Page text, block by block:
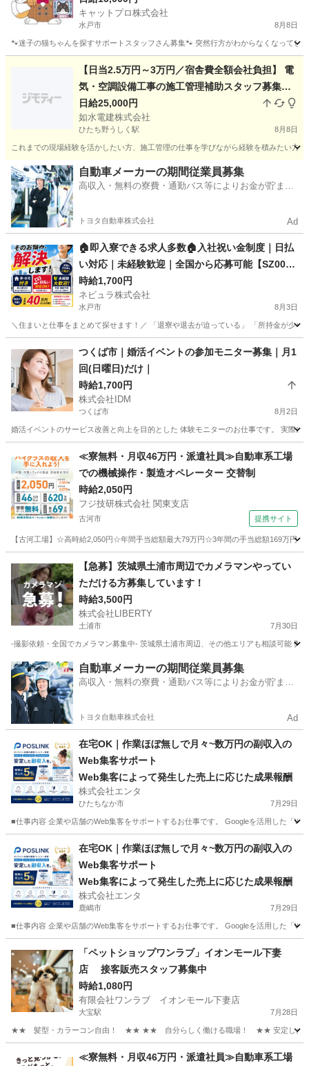
キャットプロ株式会社
水戸市 8月8日
🐾迷子の猫ちゃんを探すサポートスタッフさん募集🐾 突然行方がわからなくなって
その他 スタッフ
【日当2.5万円～3万円／宿舎費全額会社負担】 電
気・空調設備工事の施工管理補助スタッフ募集
《静岡・つくば各1名／工事経験者歓迎》
日給25,000円
如水電建株式会社
ひたち野うしく駅 8月8日
これまでの現場経験を活かしたい方、施工管理の仕事を学びながら経験を積みたい方
茨城 つくば市 ひたち野うしく駅 その他 スタッフ
自動車メーカーの期間従業員募集
高収入・無料の寮費・通勤バス等によりお金が貯まり
トヨタ自動車株式会社 Ad
🏠即入寮できる求人多数🏠入社祝い金制度｜日払
い対応｜未経験歓迎｜全国から応募可能【SZ00
9】
時給1,700円
ネビュラ株式会社
水戸市 8月3日
＼住まいと仕事をまとめて探せます！／ 「退寮や退去が迫っている」 「所持金が少
その他 ゴールデンウィーク
つくば市｜婚活イベントの参加モニター募集｜月1
回(日曜日)だけ｜
時給1,700円
株式会社IDM
つくば市 8月2日
婚活イベントのサービス改善と向上を目的とした 体験モニターのお仕事です。 実際
その他 アンケート
≪寮無料・月収46万円・派遣社員≫自動車系工場
での機械操作・製造オペレーター 交替制
時給2,050円
フジ技研株式会社 関東支店
古河市 提携サイト
【古河工場】☆高時給2,050円☆年間手当総額最大79万円☆3年間の手当総額169万円
その他
【急募】茨城県土浦市周辺でカメラマンやってい
ただける方募集しています！
時給3,500円
株式会社LIBERTY
土浦市 7月30日
-撮影依頼・全国でカメラマン募集中- 茨城県土浦市周辺、その他エリアも相談可能
茨城 土浦市 その他 カメラマン
自動車メーカーの期間従業員募集
高収入・無料の寮費・通勤バス等によりお金が貯まり
トヨタ自動車株式会社 Ad
在宅OK｜作業ほぼ無しで月々~数万円の副収入の
Web集客サポート
Web集客によって発生した売上に応じた成果報酬
株式会社エンタ
ひたちなか市 7月29日
■仕事内容 企業や店舗のWeb集客をサポートするお仕事です。 Googleを活用した「
ひたちなか市 その他 Web
在宅OK｜作業ほぼ無しで月々~数万円の副収入の
Web集客サポート
Web集客によって発生した売上に応じた成果報酬
株式会社エンタ
鹿嶋市 7月29日
■仕事内容 企業や店舗のWeb集客をサポートするお仕事です。 Googleを活用した「
その他
「ペットショップワンラブ」イオンモール下妻
店 接客販売スタッフ募集中
時給1,080円
有限会社ワンラブ イオンモール下妻店
大宝駅 7月28日
★★ 髪型・カラーコン自由！ ★★ ★★ 自分らしく働ける職場！ ★★ 安定した会社で
大宝駅 その他 スタッフ
≪寮無料・月収46万円・派遣社員≫自動車系工場